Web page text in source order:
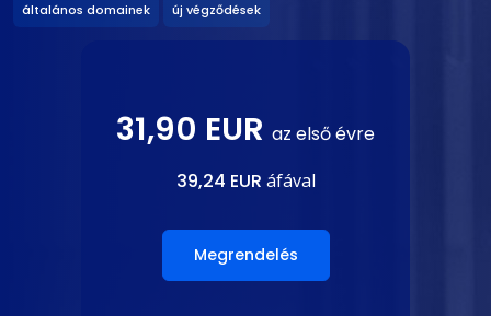
általános domainek új végződések
31,90 EUR az első évre
39,24 EUR áfával
Megrendelés